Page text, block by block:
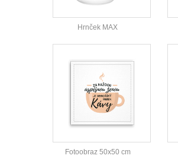
Hrnček MAX
Fotoobraz 50x50 cm